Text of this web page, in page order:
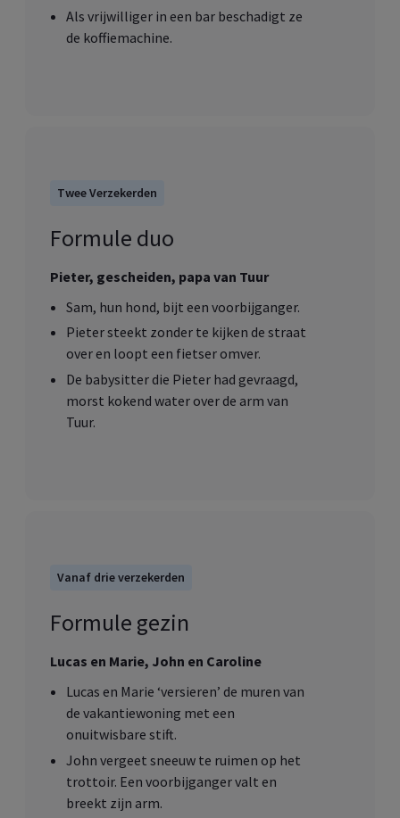
Als vrijwilliger in een bar beschadigt ze
de koffiemachine.
Twee Verzekerden
Formule duo
Pieter, gescheiden, papa van Tuur
Sam, hun hond, bijt een voorbijganger.
Pieter steekt zonder te kijken de straat
over en loopt een fietser omver.
De babysitter die Pieter had gevraagd,
morst kokend water over de arm van
Tuur.
Vanaf drie verzekerden
Formule gezin
Lucas en Marie, John en Caroline
Lucas en Marie ‘versieren’ de muren van
de vakantiewoning met een
onuitwisbare stift.
John vergeet sneeuw te ruimen op het
trottoir. Een voorbijganger valt en
breekt zijn arm.